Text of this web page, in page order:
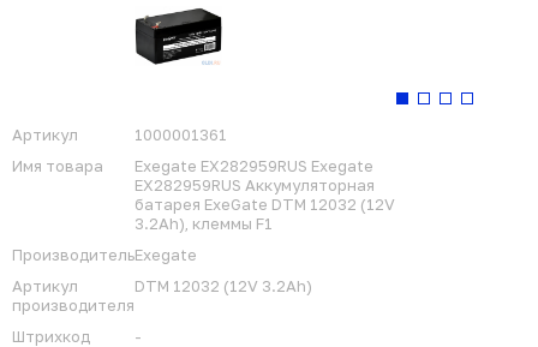
Артикул
1000001361
Имя товара
Exegate EX282959RUS Exegate
EX282959RUS Аккумуляторная
батарея ExeGate DTM 12032 (12V
3.2Ah), клеммы F1
ПроизводительExegate
Артикул
производителя
DTM 12032 (12V 3.2Ah)
Штрихкод
-